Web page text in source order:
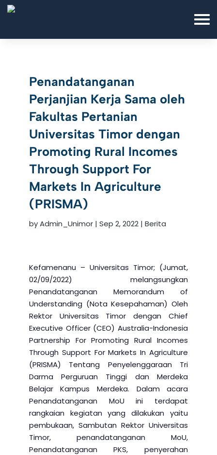
Penandatanganan
Perjanjian Kerja Sama oleh
Fakultas Pertanian
Universitas Timor dengan
Promoting Rural Incomes
Through Support For
Markets In Agriculture
(PRISMA)
byAdmin_Unimor| Sep 2, 2022| Berita
Kefamenanu – Universitas Timor; (Jumat,
02/09/2022) melangsungkan
Penandatanganan Memorandum of
Understanding (Nota Kesepahaman) Oleh
Rektor Universitas Timor dengan Chief
Executive Officer (CEO) Australia-Indonesia
Partnership For Promoting Rural Incomes
Through Support For Markets In Agriculture
(PRISMA) Tentang Penyelenggaraan Tri
Darma Perguruan Tinggi dan Merdeka
Belajar Kampus Merdeka. Dalam acara
Penandatanganan MoU ini terdapat
rangkaian kegiatan yang dilakukan yaitu
pembukaan, Sambutan Rektor Universitas
Timor, penandatanganan MoU,
Penandatanganan PKS, penyerahan